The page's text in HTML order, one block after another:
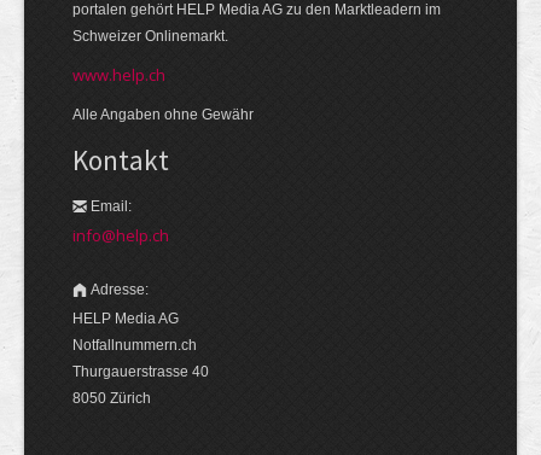
portalen gehört HELP Media AG zu den Markt­leadern im
Schweizer Onlinemarkt.
www.help.ch
Alle Angaben ohne Gewähr
Kontakt
Email:
info@help.ch
Adresse:
HELP Media AG
Notfallnummern.ch
Thurgauerstrasse 40
8050 Zürich